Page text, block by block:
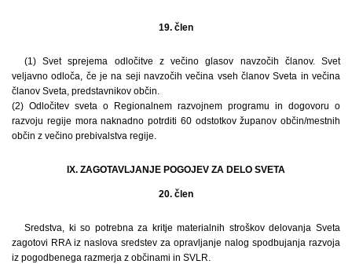
19. člen
(1) Svet sprejema odločitve z večino glasov navzočih članov. Svet
veljavno odloča, če je na seji navzočih večina vseh članov Sveta in večina
članov Sveta, predstavnikov občin.
(2) Odločitev sveta o Regionalnem razvojnem programu in dogovoru o
razvoju regije mora naknadno potrditi 60 odstotkov županov občin/mestnih
občin z večino prebivalstva regije.
IX. ZAGOTAVLJANJE POGOJEV ZA DELO SVETA
20. člen
Sredstva, ki so potrebna za kritje materialnih stroškov delovanja Sveta
zagotovi RRA iz naslova sredstev za opravljanje nalog spodbujanja razvoja
iz pogodbenega razmerja z občinami in SVLR.